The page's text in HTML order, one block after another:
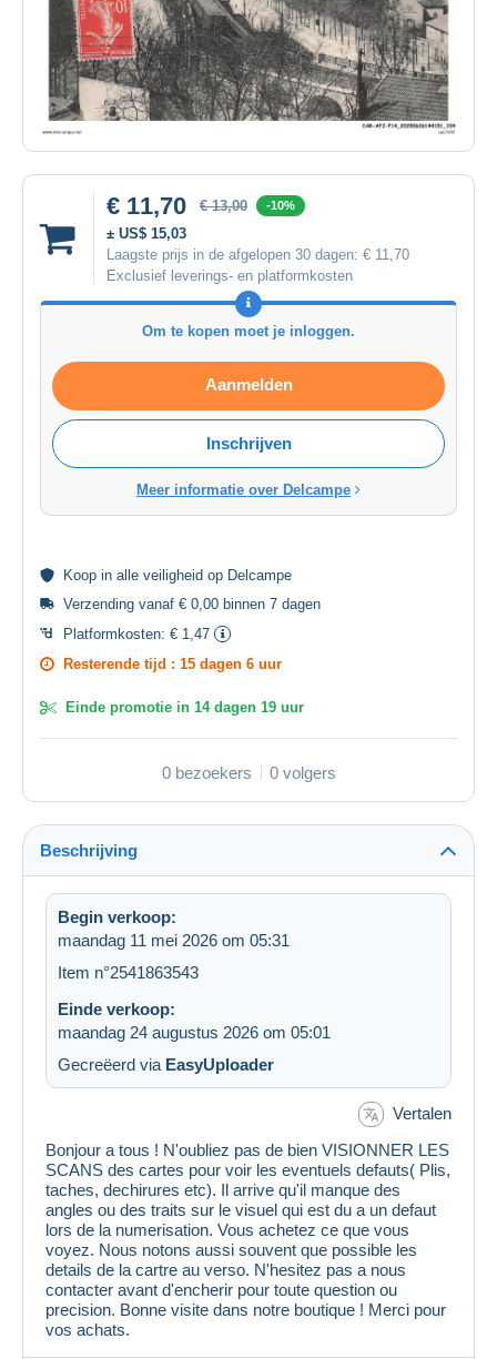
€ 11,70 € 13,00 -10%
± US$ 15,03
Laagste prijs in de afgelopen 30 dagen: € 11,70
Exclusief leverings- en platformkosten
Om te kopen moet je inloggen.
Aanmelden
Inschrijven
Meer informatie over Delcampe
Koop in alle veiligheid op Delcampe
Verzending vanaf € 0,00 binnen 7 dagen
Platformkosten: € 1,47
Resterende tijd : 15 dagen 6 uur
Einde promotie in 14 dagen 19 uur
0 bezoekers 0 volgers
Beschrijving
Begin verkoop:
maandag 11 mei 2026 om 05:31
Item n°2541863543
Einde verkoop:
maandag 24 augustus 2026 om 05:01
Gecreëerd via EasyUploader
Vertalen
Bonjour a tous ! N'oubliez pas de bien VISIONNER LES
SCANS des cartes pour voir les eventuels defauts( Plis,
taches, dechirures etc). Il arrive qu'il manque des
angles ou des traits sur le visuel qui est du a un defaut
lors de la numerisation. Vous achetez ce que vous
voyez. Nous notons aussi souvent que possible les
details de la cartre au verso. N'hesitez pas a nous
contacter avant d'encherir pour toute question ou
precision. Bonne visite dans notre boutique ! Merci pour
vos achats.